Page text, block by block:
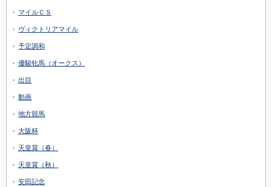
マイルＣＳ
ヴィクトリアマイル
予定調和
優駿牝馬（オークス）
出目
動画
地方競馬
大阪杯
天皇賞（春）
天皇賞（秋）
安田記念